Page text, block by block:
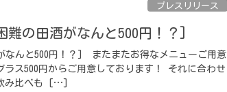
プレスリリース
難の田酒がなんと500円！？]
なんと500円！？] ⁡ またまたお得なメニューご用意
ス500円からご用意しております！ それに合わせ
み比べも […]